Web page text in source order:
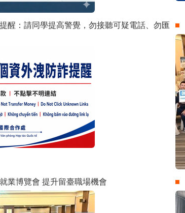
醒：請同學提高警覺，勿接聽可疑電話、勿匯
業博覽會 提升留臺職場機會